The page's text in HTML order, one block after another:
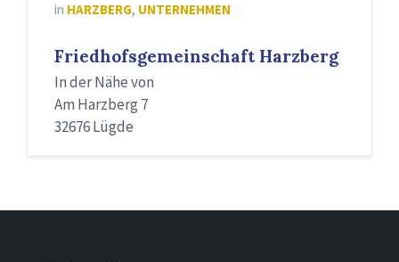
in HARZBERG, UNTERNEHMEN
Friedhofsgemeinschaft Harzberg
In der Nähe von
Am Harzberg 7
32676 Lügde